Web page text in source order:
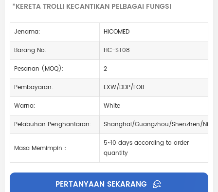
*KERETA TROLLI KECANTIKAN PELBAGAI FUNGSI
Jenama:
HICOMED
Barang No:
HC-ST08
Pesanan (MOQ):
2
Pembayaran:
EXW/DDP/FOB
Warna:
White
Pelabuhan Penghantaran:
Shanghai/Guangzhou/Shenzhen/
Masa Memimpin：
5~10 days according to order
quantity
PERTANYAAN SEKARANG